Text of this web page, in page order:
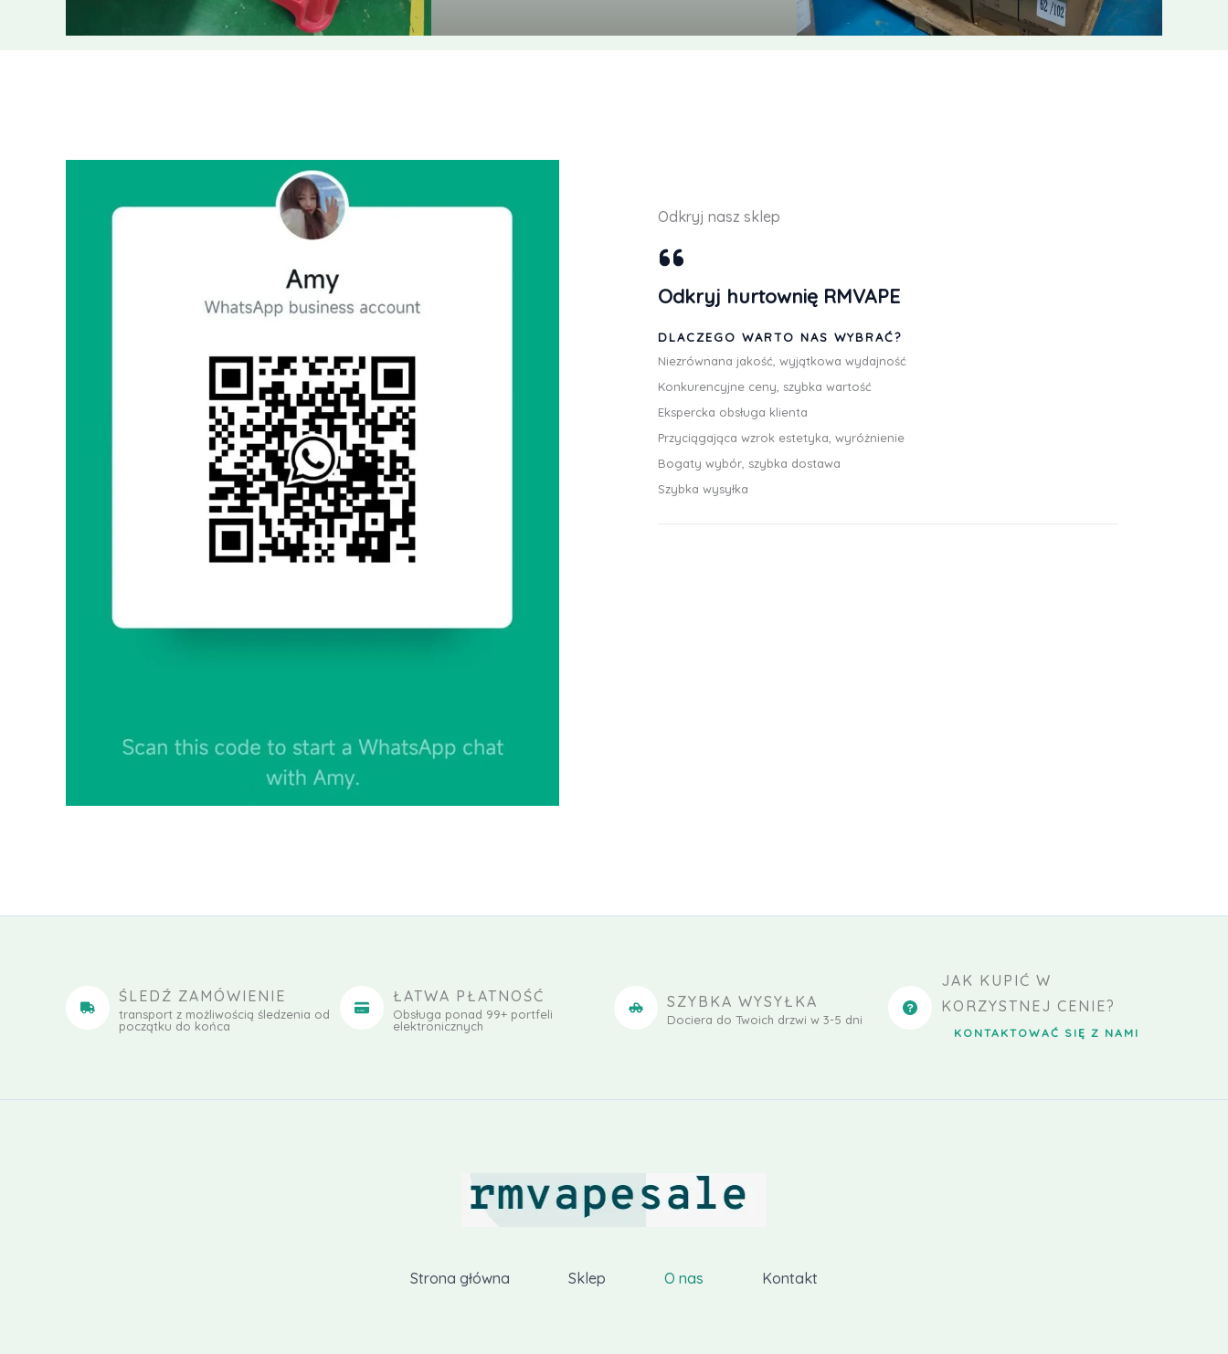
Odkryj nasz sklep
Odkryj hurtownię RMVAPE
DLACZEGO WARTO NAS WYBRAĆ?
Niezrównana jakość, wyjątkowa wydajność
Konkurencyjne ceny, szybka wartość
Ekspercka obsługa klienta
Przyciągająca wzrok estetyka, wyróżnienie
Bogaty wybór, szybka dostawa
Szybka wysyłka
ŚLEDŹ ZAMÓWIENIE
transport z możliwością śledzenia od
początku do końca
ŁATWA PŁATNOŚĆ
Obsługa ponad 99+ portfeli
elektronicznych
SZYBKA WYSYŁKA
Dociera do Twoich drzwi w 3-5 dni
JAK KUPIĆ W
KORZYSTNEJ CENIE?
KONTAKTOWAĆ SIĘ Z NAMI
Strona główna Sklep O nas Kontakt